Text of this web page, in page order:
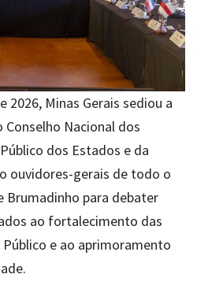
2026, Minas Gerais sediou a
Conselho Nacional dos
dos Estados e da
ouvidores-gerais de todo o
Brumadinho para debater
ao fortalecimento das
e ao aprimoramento